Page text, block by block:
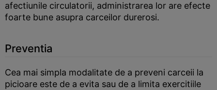
afectiunile circulatorii, administrarea lor are efecte
foarte bune asupra carceilor durerosi.
Preventia
Cea mai simpla modalitate de a preveni carceii la
picioare este de a evita sau de a limita exercitiile